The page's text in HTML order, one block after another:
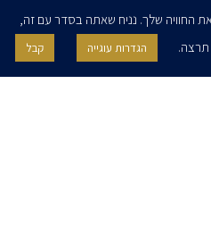
ושות' לשלוח לי ניוזלטרים,
רשאי/ת לחזור בי מהסכמתי לעיל בכל
החוויה שלך. נניח שאתה בסדר עם זה,
הגדרות עוגייה קבל